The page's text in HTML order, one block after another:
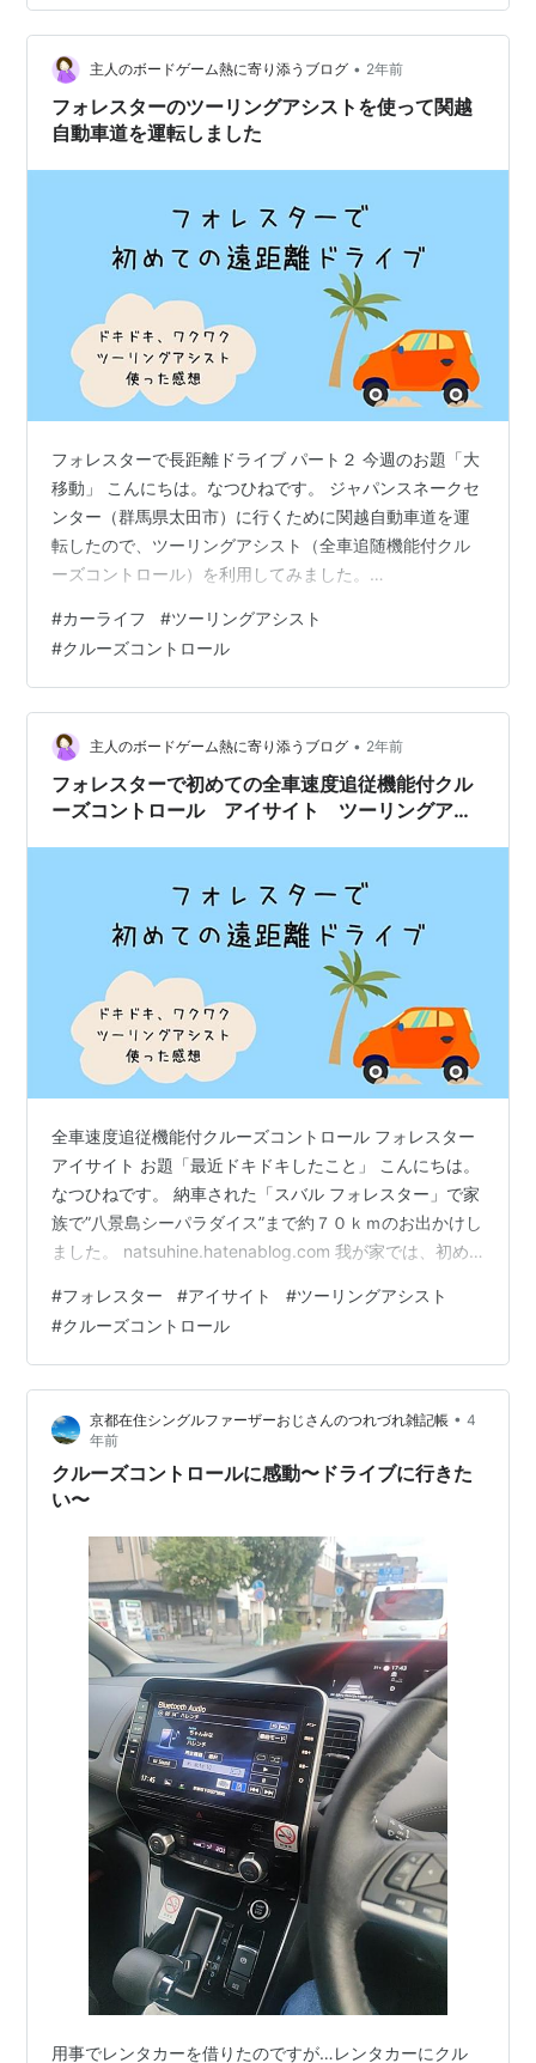
harue818.hatenablog.com 愛知県の会社の寮を退寮した
次男🏠寮で使用していた家電等は、同じく愛知県にいる
三男に譲渡三男は会社の…
主人のボードゲーム熱に寄り添うブログ • 2年前
フォレスターのツーリングアシストを使って関越
自動車道を運転しました
フォレスターで長距離ドライブ パート２ 今週のお題「大
移動」 こんにちは。なつひねです。 ジャパンスネークセ
ンター（群馬県太田市）に行くために関越自動車道を運
転したので、ツーリングアシスト（全車追随機能付クル
ーズコントロール）を利用してみました。
更や急カーブが多かったため人が介入するタイミングが
ありましたが、関越自動車道では人が運転するよりも安
心感があってとても良かったです。 ツーリングアシスト
について、首都高の時は少し気になる点もあったけど、
関越ではめちゃくちゃ良かった！！パパちゃんの運転よ
り良い！！前の車に追いつ…
#カーライフ #ツーリングアシスト
#クルーズコントロール
主人のボードゲーム熱に寄り添うブログ • 2年前
フォレスターで初めての全車速度追従機能付クル
ーズコントロール アイサイト ツーリングアシ
全車速度追従機能付クルーズコントロール フォレスター
アイサイト お題「最近ドキドキしたこと」 こんにちは。
なつひねです。 納車された「スバル フォレスター」で家
族で”八景島シーパラダイス”まで約７０ｋｍのお出かけし
ました。 natsuhine.hatenablog.com 我が家では、初め
ました。”ドキドキ・ワクワク”の首都高速でクルーズコン
トロールのドライブの感想を書きたいと思います。 車の
維持費についてシミュレーションをしてみたい方はこち
ら↓ natsuhine.hatenablog.com Contents 1.全車速度追
従機能付きクル…
#フォレスター #アイサイト #ツーリングアシスト
#クルーズコントロール
京都在住シングルファーザーおじさんのつれづれ雑記帳 • 4
年前
クルーズコントロールに感動〜ドライブに行きた
い〜
用事でレンタカーを借りたのですが…レンタカーにクル